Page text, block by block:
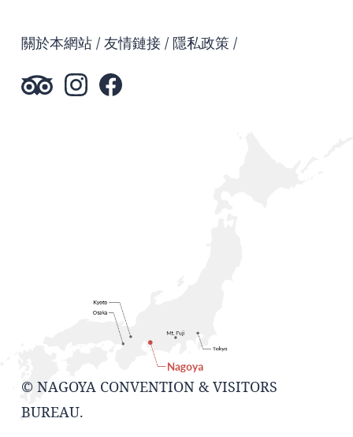
關於本網站 友情鏈接 隱私政策
© NAGOYA CONVENTION & VISITORS
BUREAU.